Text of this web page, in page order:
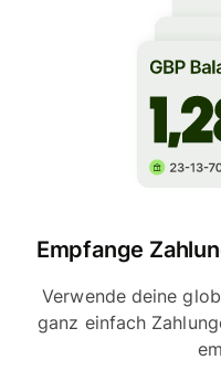
Empfange
Verwende deine
ganz einfach